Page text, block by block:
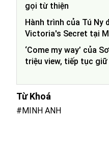
gọi từ thiện
Hành trình của Tú Ny
Victoria's Secret tại
‘Come my way’ của
triệu view, tiếp tục
Từ Khoá
#MINH ANH